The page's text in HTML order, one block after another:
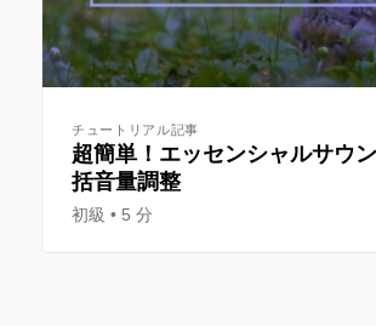
チュートリアル記事
超簡単！エッセンシャルサウ
括音量調整
初級 5 分